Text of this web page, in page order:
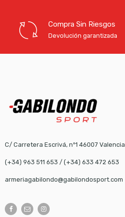
Compra Sin Riesgos
Devolución garantizada
C/ Carretera Escrivá, nº1 46007 Valencia
(+34) 963 511 653 / (+34) 633 472 653
armeriagabilondo@gabilondosport.com